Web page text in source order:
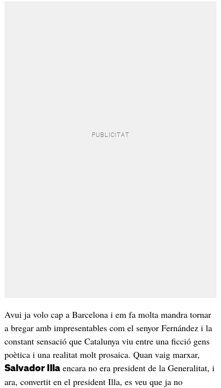
Avui ja volo cap a Barcelona i em fa molta mandra tornar
a bregar amb impresentables com el senyor Fernández i la
constant sensació que Catalunya viu entre una ficció gens
poètica i una realitat molt prosaica. Quan vaig marxar,
Salvador Illaencara no era president de la Generalitat, i
ara, convertit en el president Illa, es veu que ja no